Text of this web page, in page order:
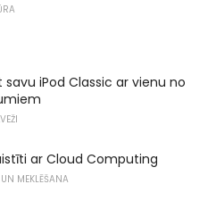
savu iPod Classic ar vienu no
ar Cloud Computing
MEKLĒŠANA